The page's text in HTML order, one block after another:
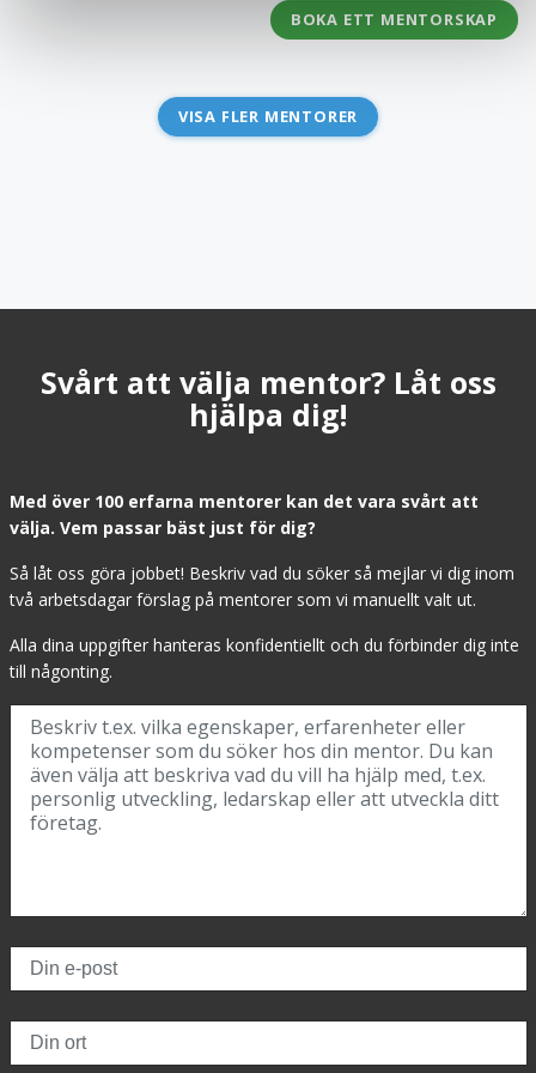
BOKA ETT MENTORSKAP
VISA FLER MENTORER
Svårt att välja mentor? Låt oss
hjälpa dig!
Med över 100 erfarna mentorer kan det vara svårt att
välja. Vem passar bäst just för dig?
Så låt oss göra jobbet! Beskriv vad du söker så mejlar vi dig inom
två arbetsdagar förslag på mentorer som vi manuellt valt ut.
Alla dina uppgifter hanteras konfidentiellt och du förbinder dig inte
till någonting.